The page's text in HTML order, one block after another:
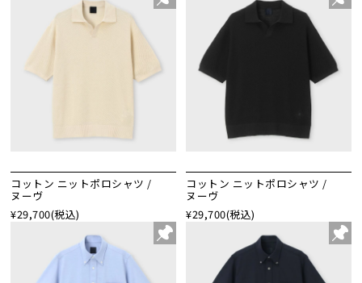
コットン ニットポロシャツ /
ヌーヴ
¥29,700(税込)
コットン ニットポロシャツ /
ヌーヴ
¥29,700(税込)